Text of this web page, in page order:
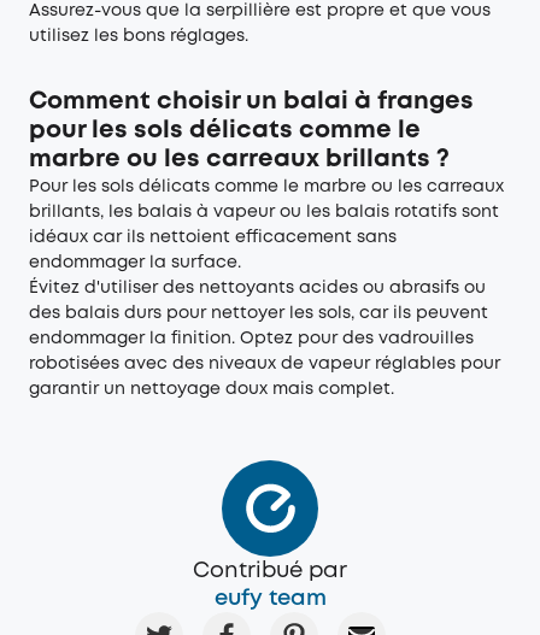
Assurez-vous que la serpillière est propre et que vous
utilisez les bons réglages.
Comment choisir un balai à franges
pour les sols délicats comme le
marbre ou les carreaux brillants ?
Pour les sols délicats comme le marbre ou les carreaux
brillants, les balais à vapeur ou les balais rotatifs sont
idéaux car ils nettoient efficacement sans
endommager la surface.
Évitez d'utiliser des nettoyants acides ou abrasifs ou
des balais durs pour nettoyer les sols, car ils peuvent
endommager la finition. Optez pour des vadrouilles
robotisées avec des niveaux de vapeur réglables pour
garantir un nettoyage doux mais complet.
Contribué par
eufy team